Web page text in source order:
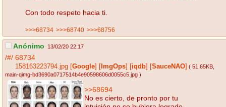
Con todo respeto hacia ti.
>>>68734 >>>68740 >>>68756
Anónimo 13/02/20 22:17
/#/ 68734
158163223794.jpg Google ImgOps iqdb SauceNAO ( 51.65KB
main-qimg-bd3690a0717514b4e90598606d0055c5.jpg )
>>68694
No es cierto, de pronto por tu